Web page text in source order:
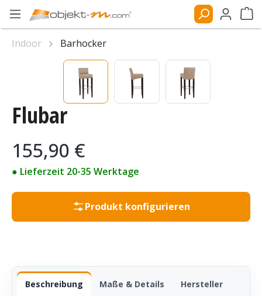
Zum Hauptinhalt springen
Flubar
Regulärer Preis:
155,90 €
● Lieferzeit 20-35 Werktage
Produkt konfigurieren
Beschreibung Maße & Details Hersteller
Indoor
Barhocker
Bildergalerie überspringen